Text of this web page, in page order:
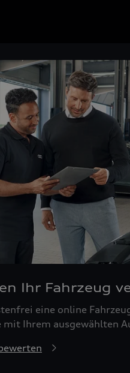
Ihr Fahrzeug
eine online
mit Ihrem ausgewählten